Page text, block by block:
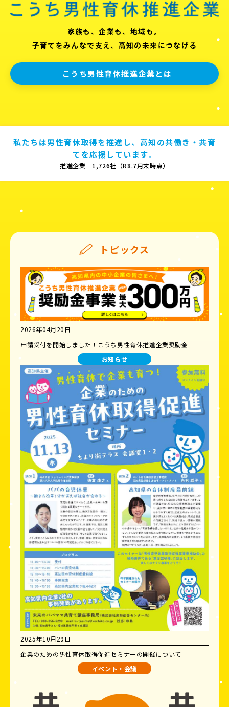
家族も、企業も、地域も。
子育てをみんなで支え、高知の未来につなげる
こうち男性育休推進企業とは
私たちは男性育休取得を推進し、高知の共働き・共育
てを応援しています。
推進企業 1,726社（R8.7月末時点）
トピックス
2026年04月20日
申請受付を開始しました！こうち男性育休推進企業奨励金
お知らせ
2025年10月29日
企業のための男性育休取得促進セミナーの開催について
イベント・会議